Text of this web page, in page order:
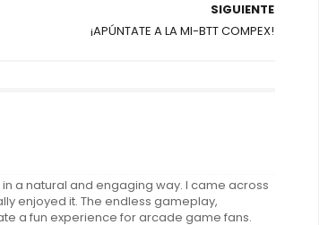
SIGUIENTE
¡APÚNTATE A LA MI-BTT COMPEX!
a natural and engaging way. I came across
enjoyed it. The endless gameplay,
a fun experience for arcade game fans.